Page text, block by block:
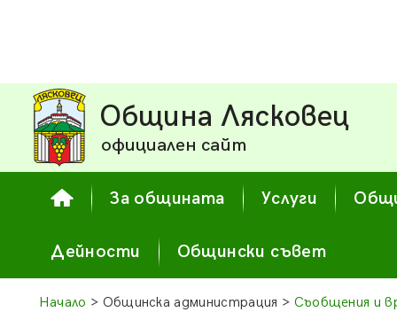
Община Лясковец
официален сайт
За общината Услуги
Дейности Общински съвет
Начало > Общинска администрация > Съобщения и